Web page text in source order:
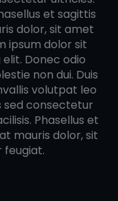
et sagittis
dolor, sit amet
ipsum dolor sit
Donec odio
non dui. Duis
volutpat leo
sed consectetur
Phasellus et
mauris dolor, sit